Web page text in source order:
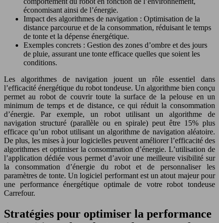
économisant ainsi de l’énergie.
Impact des algorithmes de navigation : Optimisation de la
distance parcourue et de la consommation, réduisant le temps
de tonte et la dépense énergétique.
Exemples concrets : Gestion des zones d’ombre et des jours
de pluie, assurant une tonte efficace quelles que soient les
conditions.
Les algorithmes de navigation jouent un rôle essentiel dans
l’efficacité énergétique du robot tondeuse. Un algorithme bien conçu
permet au robot de couvrir toute la surface de la pelouse en un
minimum de temps et de distance, ce qui réduit la consommation
d’énergie. Par exemple, un robot utilisant un algorithme de
navigation structuré (parallèle ou en spirale) peut être 15% plus
efficace qu’un robot utilisant un algorithme de navigation aléatoire.
De plus, les mises à jour logicielles peuvent améliorer l’efficacité des
algorithmes et optimiser la consommation d’énergie. L’utilisation de
l’application dédiée vous permet d’avoir une meilleure visibilité sur
la consommation d’énergie du robot et de personnaliser les
paramètres de tonte. Un logiciel performant est un atout majeur pour
une performance énergétique optimale de votre robot tondeuse
Carrefour.
Stratégies pour optimiser la performance